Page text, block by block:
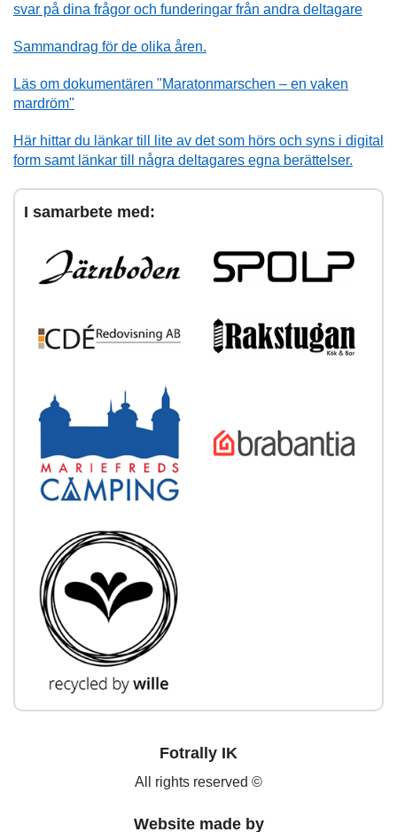
svar på dina frågor och funderingar från andra deltagare
Sammandrag för de olika åren.
Läs om dokumentären "Maratonmarschen – en vaken
mardröm"
Här hittar du länkar till lite av det som hörs och syns i digital
form samt länkar till några deltagares egna berättelser.
I samarbete med:
Fotrally IK
All rights reserved ©
Website made by